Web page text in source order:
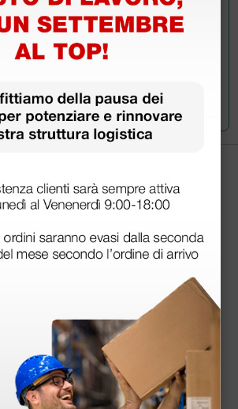
Invia la tua domanda
4 e 5 stelle.
tutte >